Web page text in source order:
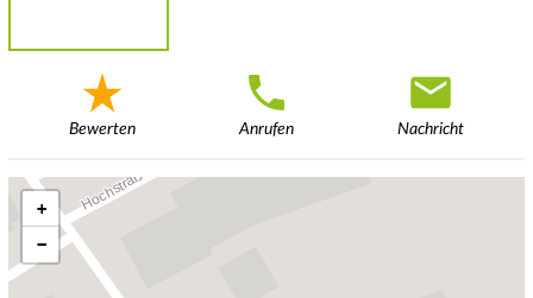
Bewerten Anrufen Nachricht
+
−